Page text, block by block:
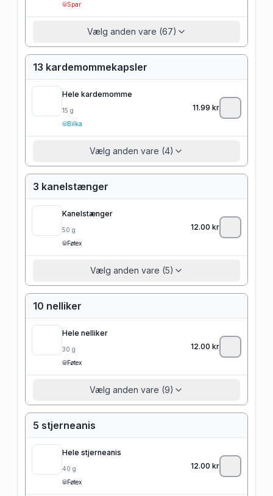
Spar
Vælg anden vare (67)
13 kardemommekapsler
Hele kardemomme
15 g
Bilka
11.99 kr
Vælg anden vare (4)
3 kanelstænger
Kanelstænger
50 g
Føtex
12.00 kr
Vælg anden vare (5)
10 nelliker
Hele nelliker
30 g
Føtex
12.00 kr
Vælg anden vare (9)
5 stjerneanis
Hele stjerneanis
40 g
Føtex
12.00 kr